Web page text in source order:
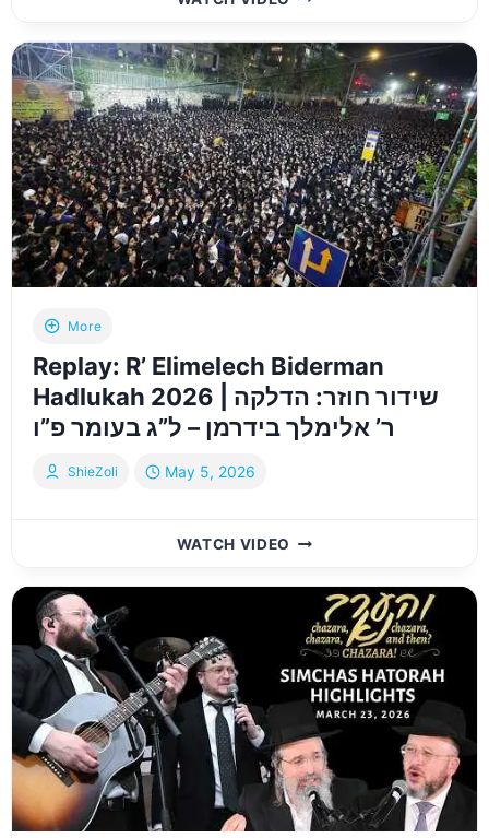
–
ל”ג
בעומר
תשפ”ו
בראשות
ר”י
מגור
ר’
שאול
אלתר
שליט”א
|
ALTER
–
2026
More
Replay: R’ Elimelech Biderman
Hadlukah 2026 | שידור חוזר: הדלקה
ר’ אלימלך בידרמן – ל”ג בעומר פ”ו
ShieZoli May 5, 2026
WATCH VIDEO REPLAY:
ELIMELECH
BIDERMAN
HADLUKAH
2026
|
שידור
חוזר:
הדלקה
ר’
אלימלך
בידרמן